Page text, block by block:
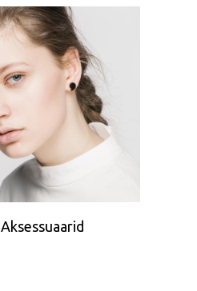
Aksessuaarid